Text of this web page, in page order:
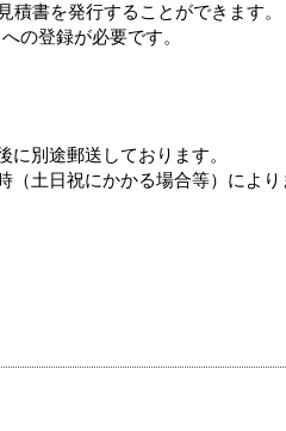
書を発行することができます。
の登録が必要です。
別途郵送しております。
土日祝にかかる場合等）によ